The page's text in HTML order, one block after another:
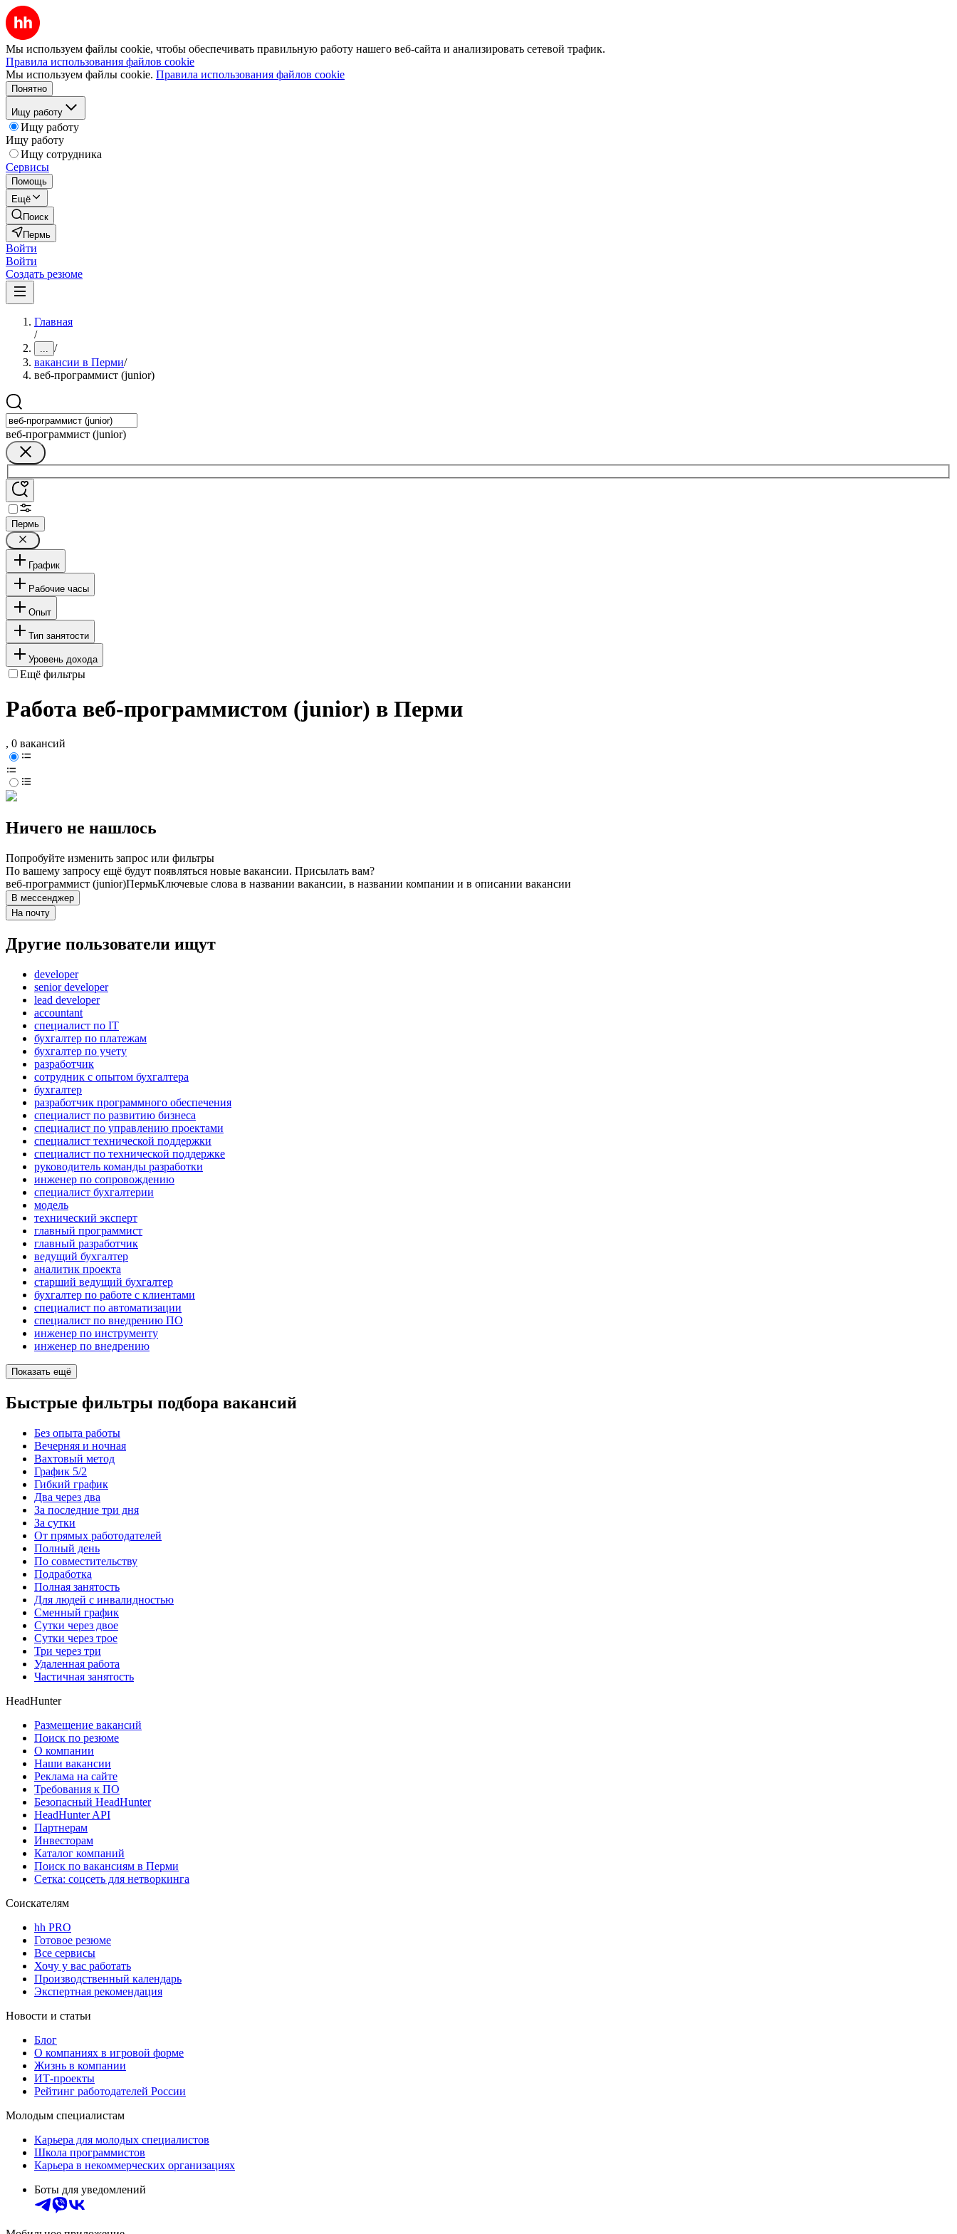
Мы используем файлы cookie, чтобы обеспечивать правильную работу нашего веб-сайта и анализировать сетевой трафик.
Правила использования файлов cookie
Мы используем файлы cookie. Правила использования файлов cookie
Понятно
Ищу работу
Ищу работу
Ищу работу
Ищу сотрудника
Сервисы
Помощь
Ещё
Поиск
Пермь
Войти
Войти
Создать резюме
Главная
/
... /
вакансии в Перми/
веб-программист (junior)
веб-программист (junior)
Пермь
График
Рабочие часы
Опыт
Тип занятости
Уровень дохода
Ещё фильтры
Работа веб-программистом (junior) в Перми
, 0 вакансий
Ничего не нашлось
Попробуйте изменить запрос или фильтры
По вашему запросу ещё будут появляться новые вакансии. Присылать вам?
веб-программист (junior)ПермьКлючевые слова в названии вакансии, в названии компании и в описании вакансии
В мессенджер
На почту
Другие пользователи ищут
developer
senior developer
lead developer
accountant
специалист по IT
бухгалтер по платежам
бухгалтер по учету
разработчик
сотрудник с опытом бухгалтера
бухгалтер
разработчик программного обеспечения
специалист по развитию бизнеса
специалист по управлению проектами
специалист технической поддержки
специалист по технической поддержке
руководитель команды разработки
инженер по сопровождению
специалист бухгалтерии
модель
технический эксперт
главный программист
главный разработчик
ведущий бухгалтер
аналитик проекта
старший ведущий бухгалтер
бухгалтер по работе с клиентами
специалист по автоматизации
специалист по внедрению ПО
инженер по инструменту
инженер по внедрению
Показать ещё
Быстрые фильтры подбора вакансий
Без опыта работы
Вечерняя и ночная
Вахтовый метод
График 5/2
Гибкий график
Два через два
За последние три дня
За сутки
От прямых работодателей
Полный день
По совместительству
Подработка
Полная занятость
Для людей с инвалидностью
Сменный график
Сутки через двое
Сутки через трое
Три через три
Удаленная работа
Частичная занятость
HeadHunter
Размещение вакансий
Поиск по резюме
О компании
Наши вакансии
Реклама на сайте
Требования к ПО
Безопасный HeadHunter
HeadHunter API
Партнерам
Инвесторам
Каталог компаний
Поиск по вакансиям в Перми
Сетка: соцсеть для нетворкинга
Соискателям
hh PRO
Готовое резюме
Все сервисы
Хочу у вас работать
Производственный календарь
Экспертная рекомендация
Новости и статьи
Блог
О компаниях в игровой форме
Жизнь в компании
ИТ-проекты
Рейтинг работодателей России
Молодым специалистам
Карьера для молодых специалистов
Школа программистов
Карьера в некоммерческих организациях
Боты для уведомлений